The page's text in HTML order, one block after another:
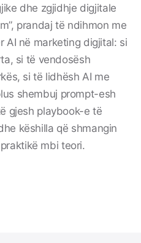
dhe zgjidhje digjitale
prandaj të ndihmon me
AI në marketing digjital: si
si të vendosësh
si të lidhësh AI me
shembuj prompt-esh
gjesh playbook-e të
këshilla që shmangin
mbi teori.